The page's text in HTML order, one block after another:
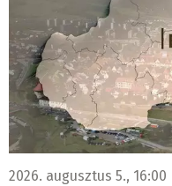
2026. augusztus 5., 16:00